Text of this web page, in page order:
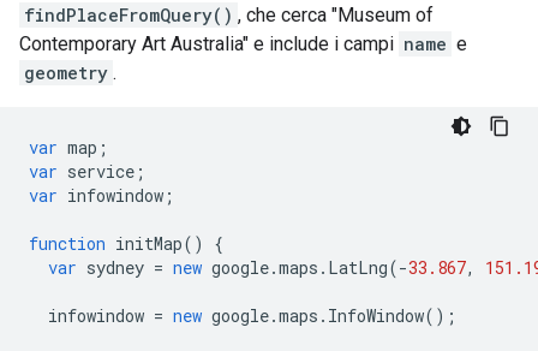
findPlaceFromQuery() , che cerca "Museum of
Contemporary Art Australia" e include i campi name e
geometry .
var map ;
var service ;
var infowindow ;
function initMap()
{
var sydney = new google.maps . LatLng(-33.867,
infowindow = new google.maps . InfoWindow();